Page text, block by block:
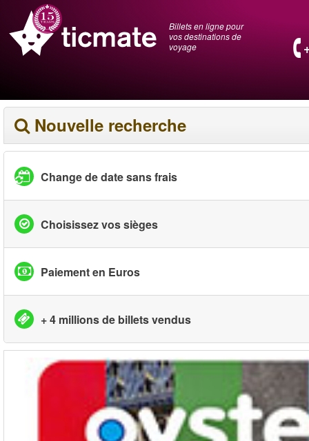
Billets en ligne pour
vos destinations de
voyage
Nouvelle recherche
Change de date sans frais
Choisissez vos sièges
Paiement en Euros
+ 4 millions de billets vendus